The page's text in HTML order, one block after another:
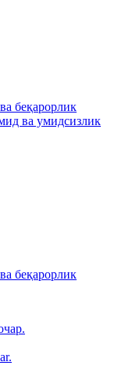
беқарорлик
ва умидсизлик
беқарорлик